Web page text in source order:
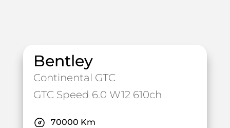
Bentley
Continental GTC
GTC Speed 6.0 W12 610ch
70000 Km